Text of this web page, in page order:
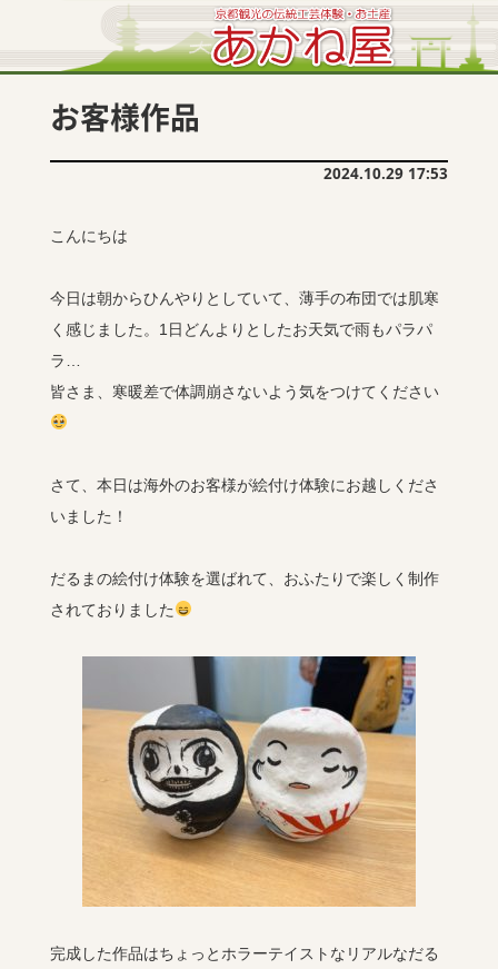
お客様作品
2024.10.29 17:53
こんにちは
今日は朝からひんやりとしていて、薄手の布団では肌寒
く感じました。1日どんよりとしたお天気で雨もパラパ
ラ…
皆さま、寒暖差で体調崩さないよう気をつけてください
さて、本日は海外のお客様が絵付け体験にお越しくださ
いました！
だるまの絵付け体験を選ばれて、おふたりで楽しく制作
されておりました
完成した作品はちょっとホラーテイストなリアルなだる